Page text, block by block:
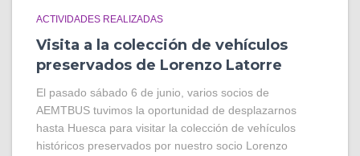
ACTIVIDADES REALIZADAS
Visita a la colección de vehículos
preservados de Lorenzo Latorre
El pasado sábado 6 de junio, varios socios de
AEMTBUS tuvimos la oportunidad de desplazarnos
hasta Huesca para visitar la colección de vehículos
históricos preservados por nuestro socio Lorenzo